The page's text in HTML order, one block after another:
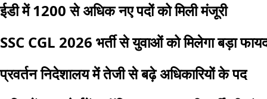
ईडी में 1200 से अधिक नए पदों को मिली मंजूरी
SSC CGL 2026 भर्ती से युवाओं को मिलेगा बड़ा
प्रवर्तन निदेशालय में तेजी से बढ़े अधिकारियों के पद